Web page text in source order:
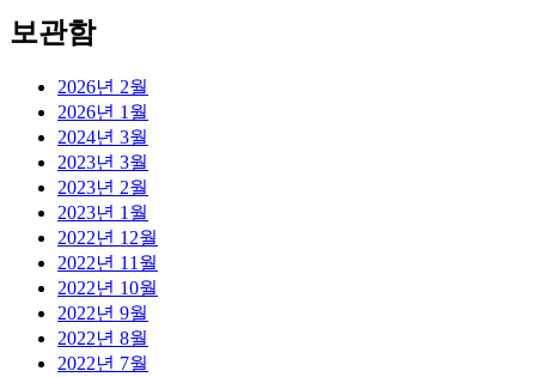
보관함
2026년 2월
2026년 1월
2024년 3월
2023년 3월
2023년 2월
2023년 1월
2022년 12월
2022년 11월
2022년 10월
2022년 9월
2022년 8월
2022년 7월